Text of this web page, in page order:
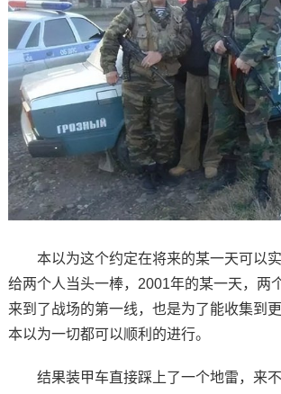
本以为这个约定在将来的某一天可以实
给两个人当头一棒，2001年的某一天，两
来到了战场的第一线，也是为了能收集到
本以为一切都可以顺利的进行。
结果装甲车直接踩上了一个地雷，来不